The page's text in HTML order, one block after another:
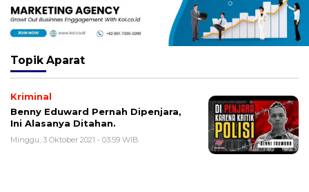
Topik Aparat
Kriminal
Benny Eduward Pernah Dipenjara,
Ini Alasanya Ditahan.
Minggu, 3 Oktober 2021 - 03:59 WIB